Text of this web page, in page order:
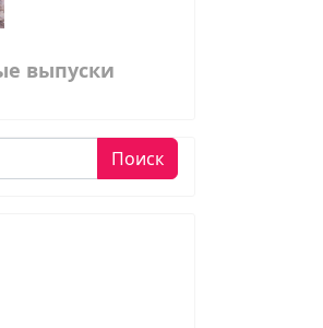
выпуски
Поиск